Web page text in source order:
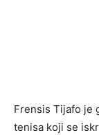
Frensis Tijafo je
tenisa koji se